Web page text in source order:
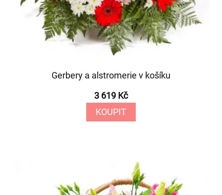
Gerbery a alstromerie v košíku
3 619 Kč
KOUPIT